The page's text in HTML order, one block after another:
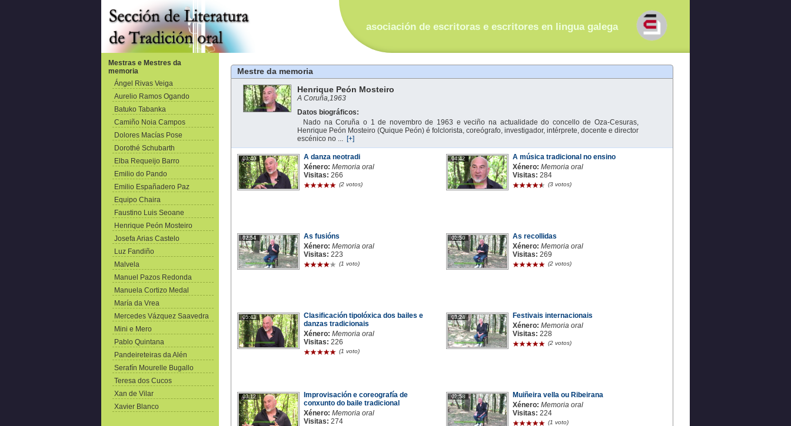
asociación de escritoras e escritores en lingua galega
Mestras e Mestres da
memoria
Ángel Rivas Veiga
Aurelio Ramos Ogando
Batuko Tabanka
Camiño Noia Campos
Dolores Macías Pose
Dorothé Schubarth
Elba Requeijo Barro
Emilio do Pando
Emilio Españadero Paz
Equipo Chaira
Faustino Luis Seoane
Henrique Peón Mosteiro
Josefa Arias Castelo
Luz Fandiño
Malvela
Manuel Pazos Redonda
Manuela Cortizo Medal
María da Vrea
Mercedes Vázquez Saavedra
Mini e Mero
Pablo Quintana
Pandeireteiras da Alén
Serafín Mourelle Bugallo
Teresa dos Cucos
Xan de Vilar
Xavier Blanco
Mestre da memoria
Henrique Peón Mosteiro
A Coruña,1963
Datos biográficos:
Nado na Coruña o 1 de novembro de 1963 e veciño na actualidade do concello de Oza-Cesuras,
Henrique Peón Mosteiro (Quique Peón) é folclorista, coreógrafo, investigador, intérprete, docente e director
escénico no ... [+]
03:40
A danza neotradi
Xénero: Memoria oral
Visitas: 266
(2 votos)
04:42
A música tradicional no ensino
Xénero: Memoria oral
Visitas: 284
(3 votos)
02:54
As fusións
Xénero: Memoria oral
Visitas: 223
(1 voto)
02:50
As recollidas
Xénero: Memoria oral
Visitas: 269
(2 votos)
05:43
Clasificación tipolóxica dos bailes e
danzas tradicionais
Xénero: Memoria oral
Visitas: 226
(1 voto)
03:24
Festivais internacionais
Xénero: Memoria oral
Visitas: 228
(2 votos)
03:12
Improvisación e coreografía de
conxunto do baile tradicional
Xénero: Memoria oral
Visitas: 274
02:58
Muiñeira vella ou Ribeirana
Xénero: Memoria oral
Visitas: 224
(1 voto)